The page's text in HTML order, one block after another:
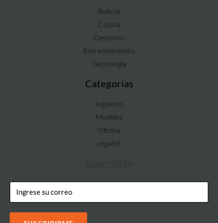
Belleza
Cocina
Deportes
Entretenimiento
Tecnología
Categorías
Juguetes
Muebles
Oficina
regalos